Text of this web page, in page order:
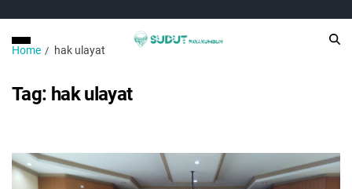
Home hak ulayat
Tag: hak ulayat